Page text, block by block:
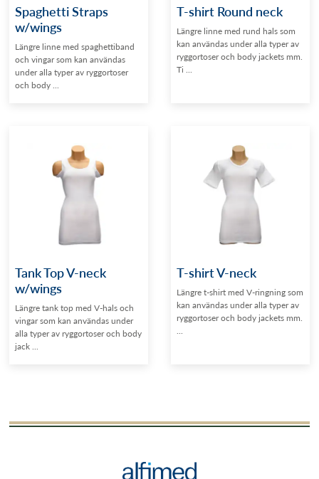
Spaghetti Straps
w/wings
Längre linne med spaghettiband
och vingar som kan användas
under alla typer av ryggortoser
och body ...
T-shirt Round neck
Längre linne med rund hals som
kan användas under alla typer av
ryggortoser och body jackets mm.
Ti ...
Tank Top V-neck
w/wings
Längre tank top med V-hals och
vingar som kan användas under
alla typer av ryggortoser och body
jack ...
T-shirt V-neck
Längre t-shirt med V-ringning som
kan användas under alla typer av
ryggortoser och body jackets mm.
...